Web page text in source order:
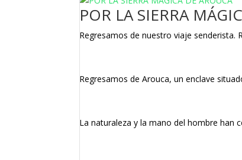
POR LA SIERRA
Regresamos de nuestro viaje senderista.
Regresamos de Arouca, un enclave
La naturaleza y la mano del hombre han